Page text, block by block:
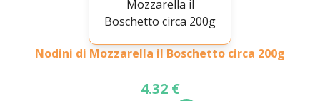
Nodini di Mozzarella il Boschetto circa 200g
4.32 €